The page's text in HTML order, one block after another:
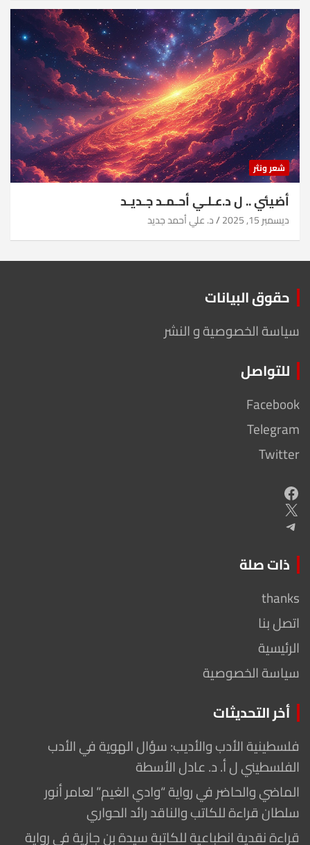
شعر ونثر
أضيئي .. ل د.عـلـي أحـمـد جـديـد
ديسمبر 15, 2025 د. علي أحمد جديد
حقوق البيانات
سياسة الخصوصية و النشر
للتواصل
Facebook
Telegram
Twitter
Facebook
X
Telegram
ذات صلة
thanks
اتصل بنا
الرئيسية
سياسة الخصوصية
أخر التحديثات
فلسطينية الأدب والأديب: سؤال الهوية في الأدب
الفلسطيني ل أ. د. عادل الأسطة
الماضي والحاضر في رواية “وادي الغيم” لعامر أنور
سلطان قراءة للكاتب والناقد رائد الحواري
قراءة نقدية انطباعية للكاتبة سيدة بن جازية في رواية